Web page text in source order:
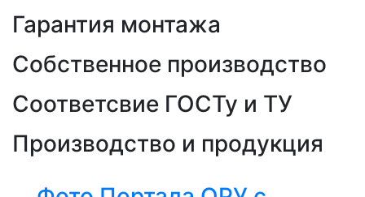
Гарантия монтажа
Собственное производство
Соответсвие ГОСТу и ТУ
Производство и продукция